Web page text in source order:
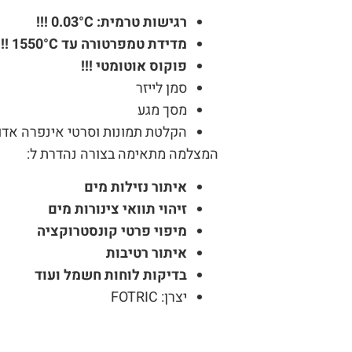
רגישות טרמית: 0.03°C !!!
מדידת טמפרטורה עד 1550°C !!!
פוקוס אוטומטי !!!
סמן לייזר
מסך מגע
הקלטת תמונות וסרטי אינפרה
המצלמה מתאימה בצורה נהדרת ל:
איתור נזילות מים
זיהוי תוואי צינורות מים
מיפוי פרטי קונסטרוקציה
איתור רטיבות
בדיקות לוחות חשמל ועוד
יצרן: FOTRIC